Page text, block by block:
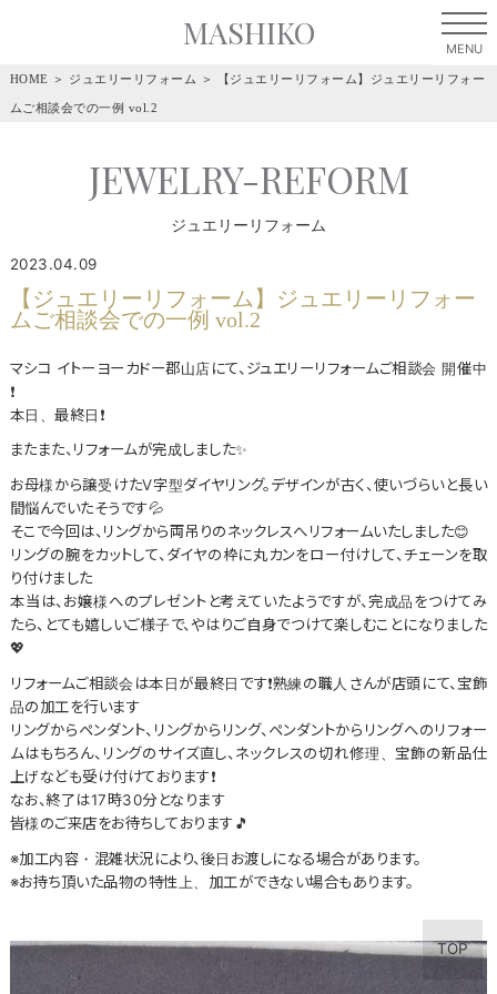
MASHIKO
HOME ＞ ジュエリーリフォーム ＞ 【ジュエリーリフォーム】ジュエリーリフォー
ムご相談会での一例 vol.2
JEWELRY-REFORM
ジュエリーリフォーム
2023.04.09
【ジュエリーリフォーム】ジュエリーリフォー
ムご相談会での一例 vol.2
マシコ イトーヨーカドー郡山店にて、ジュエリーリフォームご相談会 開催中
❗
本日、最終日❗
またまた、リフォームが完成しました✨
お母様から譲受けたV字型ダイヤリング。デザインが古く、使いづらいと長い
間悩んでいたそうです💦
そこで今回は、リングから両吊りのネックレスへリフォームいたしました😊
リングの腕をカットして、ダイヤの枠に丸カンをロー付けして、チェーンを取
り付けました
本当は、お嬢様へのプレゼントと考えていたようですが、完成品をつけてみ
たら、とても嬉しいご様子で、やはりご自身でつけて楽しむことになりました
💖
リフォームご相談会は本日が最終日です❗熟練の職人さんが店頭にて、宝飾
品の加工を行います
リングからペンダント、リングからリング、ペンダントからリングへのリフォー
ムはもちろん、リングのサイズ直し、ネックレスの切れ修理、宝飾の新品仕
上げなども受け付けております❗
なお、終了は17時30分となります
皆様のご来店をお待ちしております🎵
※加工内容・混雑状況により、後日お渡しになる場合があります。
※お持ち頂いた品物の特性上、加工ができない場合もあります。
TOP